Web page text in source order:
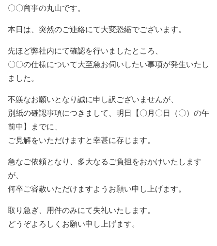
〇〇商事の丸山です。
本日は、突然のご連絡にて大変恐縮でございます。
先ほど弊社内にて確認を行いましたところ、
〇〇の仕様について大至急お伺いしたい事項が発生いたし
ました。
不躾なお願いとなり誠に申し訳ございませんが、
別紙の確認事項につきまして、明日【〇月〇日（〇）の午
前中】までに、
ご見解をいただけますと幸甚に存じます。
急なご依頼となり、多大なるご負担をおかけいたします
が、
何卒ご容赦いただけますようお願い申し上げます。
取り急ぎ、用件のみにて失礼いたします。
どうぞよろしくお願い申し上げます。